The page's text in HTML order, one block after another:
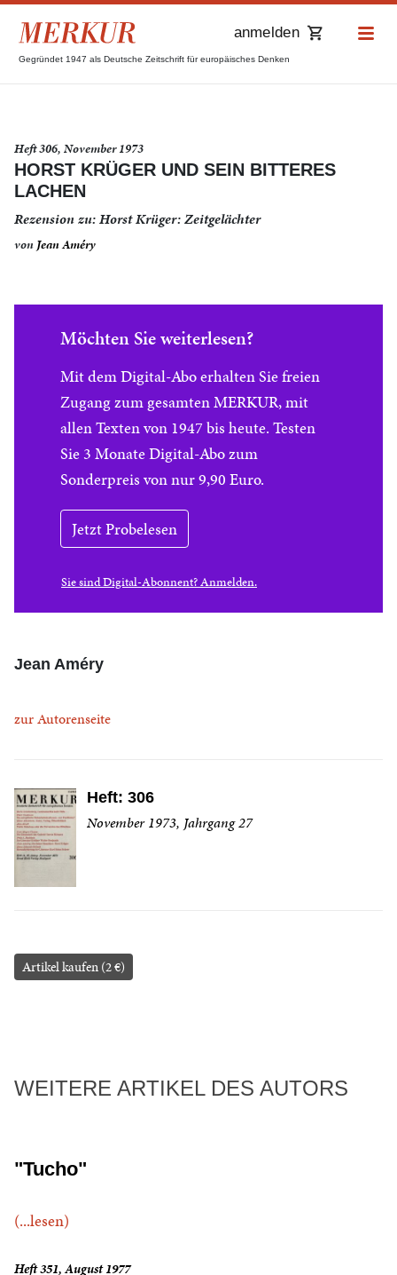
Gegründet 1947 als Deutsche Zeitschrift für europäisches Denken
anmelden
Heft 306, November 1973
HORST KRÜGER UND SEIN BITTERES
LACHEN
Rezension zu: Horst Krüger: Zeitgelächter
von Jean Améry
Möchten Sie weiterlesen?
Mit dem Digital-Abo erhalten Sie freien
Zugang zum gesamten MERKUR, mit
allen Texten von 1947 bis heute. Testen
Sie 3 Monate Digital-Abo zum
Sonderpreis von nur 9,90 Euro.
Jetzt Probelesen
Sie sind Digital-Abonnent? Anmelden.
Jean Améry
zur Autorenseite
Heft: 306
November 1973, Jahrgang 27
Artikel kaufen (2 €)
WEITERE ARTIKEL DES AUTORS
"Tucho"
(...lesen)
Heft 351, August 1977